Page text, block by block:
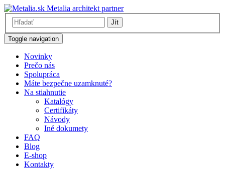
Metalia architekt partner
Jít
Toggle navigation
Novinky
Prečo nás
Spolupráca
Máte bezpečne uzamknuté?
Na stiahnutie
Katalógy
Certifikáty
Návody
Iné dokumety
FAQ
Blog
E-shop
Kontakty